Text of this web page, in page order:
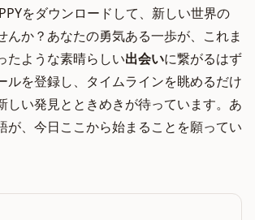
をダウンロードして、新しい世界の
んか？あなたの勇気ある一歩が、これま
たような素晴らしい出会いに繋がるはず
ルを登録し、タイムラインを眺めるだけ
しい発見とときめきが待っています。あ
が、今日ここから始まることを願ってい